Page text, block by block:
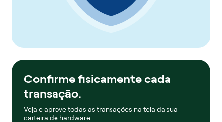
Confirme fisicamente cada
transação.
Veja e aprove todas as transações na tela da sua
carteira de hardware.